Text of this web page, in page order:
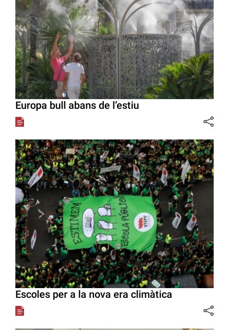
Europa bull abans de l’estiu
Escoles per a la nova era climàtica